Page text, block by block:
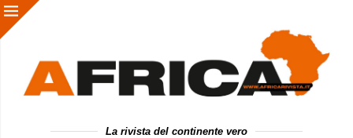
La rivista del continente vero